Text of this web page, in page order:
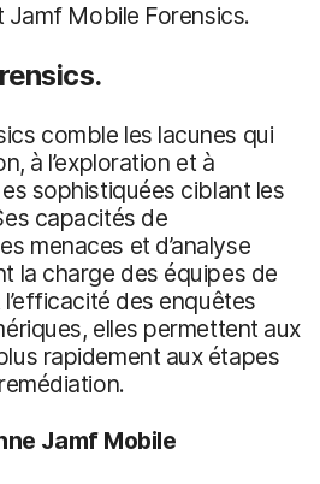
Jamf Mobile Forensics.
comble les lacunes qui
à l’exploration et à
sophistiquées ciblant les
capacités de
menaces et d’analyse
la charge des équipes de
des enquêtes
elles permettent aux
rapidement aux étapes
Jamf Mobile